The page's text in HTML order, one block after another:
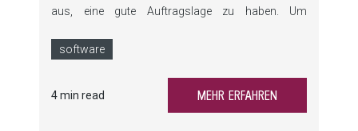
aus, eine gute Auftragslage zu haben. Um
Unternehmen auch sicherstellen, dass ihre
software
4 min read MEHR ERFAHREN